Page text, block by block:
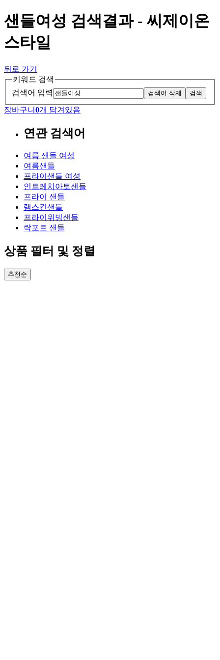
샌들여성 검색결과 - 씨제이온
스타일
뒤로 가기
키워드 검색
검색어 입력
검색어 삭제 검색
장바구니 0개 담겨있음
연관 검색어
여름 샌들 여성
여름샌들
프라이샌들 여성
인트레치아토샌들
프라이 샌들
램스킨샌들
프라이위빙샌들
락포트 샌들
상품 필터 및 정렬
추천순